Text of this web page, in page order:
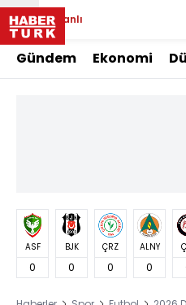
Canlı
Gündem Ekonomi
ASF
0
BJK
0
ÇRZ
0
ALNY
0